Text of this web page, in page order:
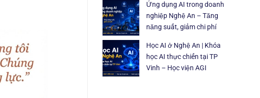
Ứng dụng AI trong doanh
nghiệp Nghệ An – Tăng
năng suất, giảm chi phí
Học AI ở Nghệ An | Khóa
học AI thực chiến tại TP
Vinh – Học viện AGI